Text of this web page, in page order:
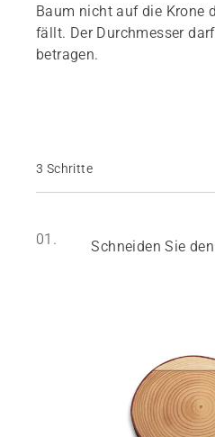
Baum nicht auf die Krone
fällt. Der Durchmesser
betragen.
3 Schritte
01. Schneiden Sie